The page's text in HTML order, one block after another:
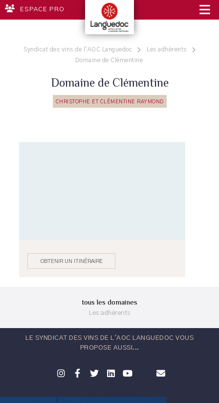
ESPACE PRO
Syndicat des vins de l'AOC Languedoc
Les adhérents
Domaine de Clémentine
Domaine de Clémentine
CHRISTOPHE ET CLÉMENTINE RAYMOND
OBTENIR UN ITINÉRAIRE
tous les domaines
Les adhérents
LE SYNDICAT DES VINS DE L'AOC LANGUEDOC VOUS
PROPOSE AUSSI...